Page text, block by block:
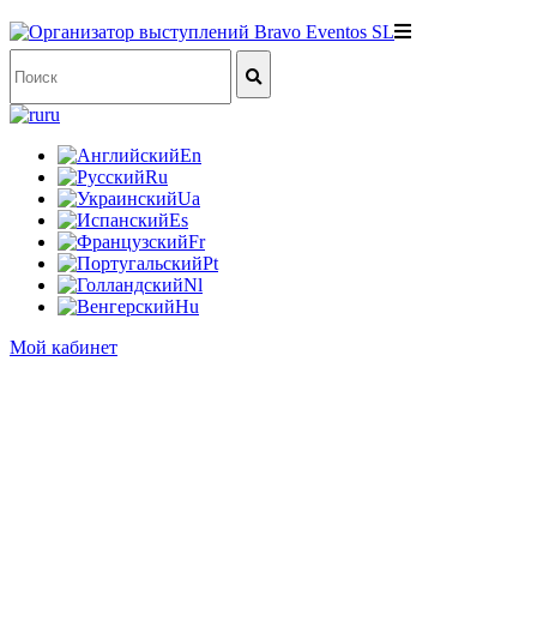
ru
En
Ru
Ua
Es
Fr
Pt
Nl
Hu
Мой кабинет